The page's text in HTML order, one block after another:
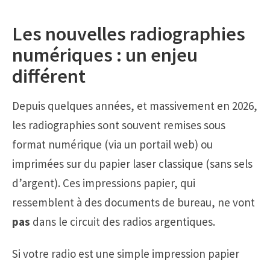
Les nouvelles radiographies
numériques : un enjeu
différent
Depuis quelques années, et massivement en 2026,
les radiographies sont souvent remises sous
format numérique (via un portail web) ou
imprimées sur du papier laser classique (sans sels
d’argent). Ces impressions papier, qui
ressemblent à des documents de bureau, ne vont
pas dans le circuit des radios argentiques.
Si votre radio est une simple impression papier